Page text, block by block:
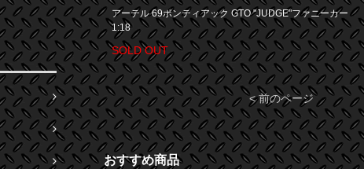
アーテル 69ポンティアック GTO "JUDGE"ファニーカー
1:18
SOLD OUT
< 前のページ
おすすめ商品